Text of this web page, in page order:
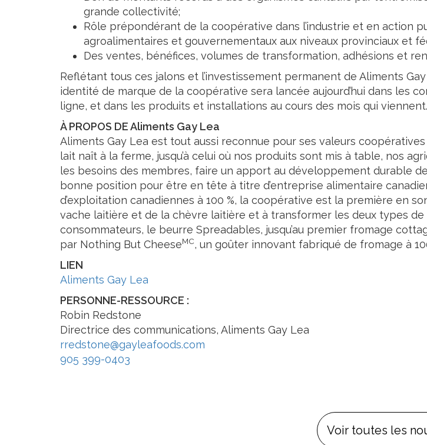
grande collectivité;
Rôle prépondérant de la coopérative dans l’industrie et en action
agroalimentaires et gouvernementaux aux niveaux provinciaux et
Des ventes, bénéfices, volumes de transformation, adhésions et
Reflétant tous ces jalons et l’investissement permanent de Aliments
identité de marque de la coopérative sera lancée aujourd’hui dans les
ligne, et dans les produits et installations au cours des mois qui viennent.
À PROPOS DE Aliments Gay Lea
Aliments Gay Lea est tout aussi reconnue pour ses valeurs
lait naît à la ferme, jusqu’à celui où nos produits sont mis à table, nos
les besoins des membres, faire un apport au développement durable
bonne position pour être en tête à titre d’entreprise alimentaire
d’exploitation canadiennes à 100 %, la coopérative est la première en
vache laitière et de la chèvre laitière et à transformer les deux types
consommateurs, le beurre Spreadables, jusqu’au premier fromage
par Nothing But CheeseMC, un goûter innovant fabriqué de fromage à
LIEN
Aliments Gay Lea
PERSONNE-RESSOURCE :
Robin Redstone
Directrice des communications, Aliments Gay Lea
rredstone@gayleafoods.com
905 399-0403
Voir toutes les